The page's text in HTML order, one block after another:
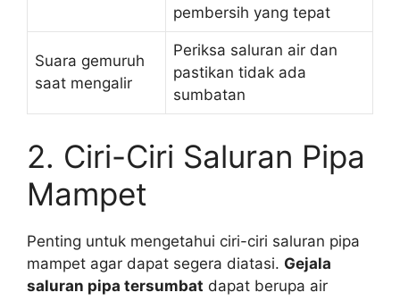
pembersih yang tepat
Suara gemuruh
saat mengalir
Periksa saluran air dan
pastikan tidak ada
sumbatan
2. Ciri-Ciri Saluran Pipa
Mampet
Penting untuk mengetahui ciri-ciri saluran pipa
mampet agar dapat segera diatasi. Gejala
saluran pipa tersumbat dapat berupa air